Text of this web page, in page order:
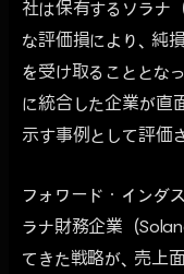
社は保有するソラナ
な評価損により、純
を受け取ることとな
に統合した企業が直
示す事例として評価
フォワード・インダ
ラナ財務企業（
てきた戦略が、売上